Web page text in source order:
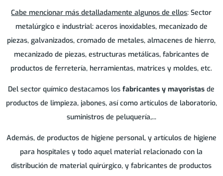
MONTERRUBIO DE LA SERENA
OLIVENZA
PUEBLA DE LA CALZADA
TORREMEJIA
VILLANUEVA DE LA SERENA
Cabe mencionar más detalladamente algunos de ellos: Sector
metalúrgico e industrial: aceros inoxidables, mecanizado de
piezas, galvanizados, cromado de metales, almacenes de hierro,
mecanizado de piezas, estructuras metálicas, fabricantes de
productos de ferretería, herramientas, matrices y moldes, etc.
Del sector químico destacamos losfabricantes y mayoristas de
productos de limpieza, jabones, así como artículos de laboratorio,
suministros de peluquería,...
Además, de productos de higiene personal, y artículos de higiene
para hospitales y todo aquel material relacionado con la
distribución de material quirúrgico, y fabricantes de productos